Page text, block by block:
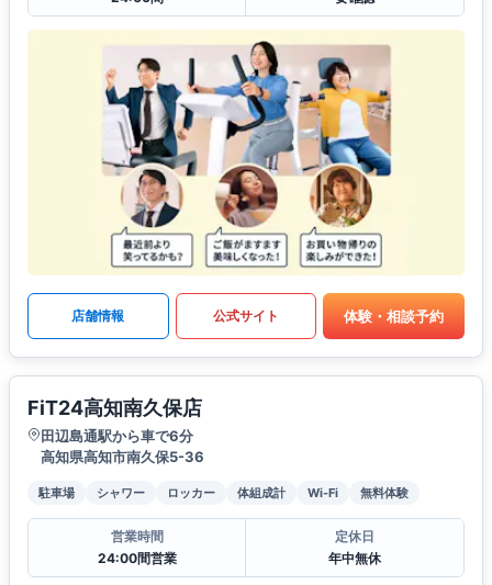
店舗情報 公式サイト 体験・相談予約
FiT24高知南久保店
田辺島通駅から車で6分
高知県高知市南久保5-36
駐車場 シャワー ロッカー 体組成計 Wi-Fi 無料体験
営業時間
24:00間営業
定休日
年中無休